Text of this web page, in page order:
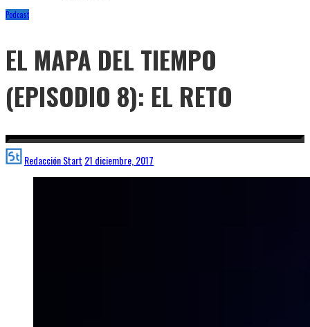
Podcast
EL MAPA DEL TIEMPO
(EPISODIO 8): EL RETO
Redacción Start 21 diciembre, 2017